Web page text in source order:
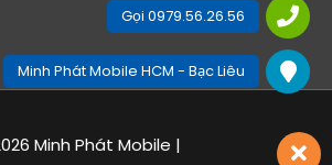
Minh Phát Mobile |
Gọi 0979.56.26.56
Minh Phát Mobile HCM - Bạc Liêu